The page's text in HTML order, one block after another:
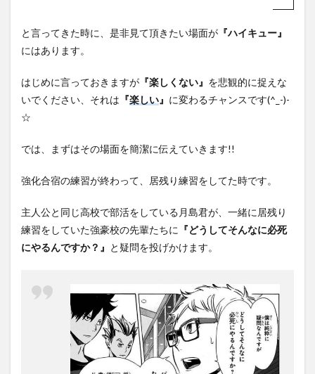
と言ってきた時に、是非見て頂きたい場面が 『ハイキュー』
にはあります。
はじめに言っておきますが 『楽しくない』 を悲観的に捉えな
いでください、それは 『楽しい』 に変わるチャンスです(^_-)-
☆
では、まずはその場面を簡潔に伝えていきます!!
強化合宿の練習が終わって、居残り練習をしてた時です。
主人公と同じ高校で部活をしている月島君が、一緒に居残り
練習をしていた強豪校の先輩たちに 『どうしてそんなに必死
にやるんですか？』 と疑問を投げかけます。